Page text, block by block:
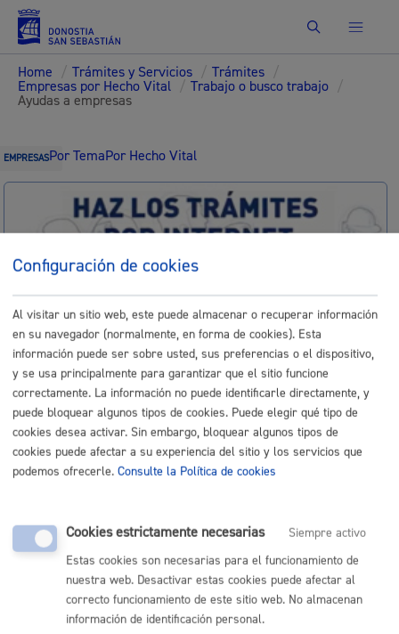
Buscar
Home / Trámites y Servicios / Trámites /
Empresas por Hecho Vital / Trabajo o busco trabajo /
Ayudas a empresas
EMPRESASPor TemaPor Hecho Vital
Identificación electrónica B@kQ
Trámites para Empresas
Sede electrónica Nota legal
Buscar
Listado completo de Trámites
Volver al índice Volver atrás
Configuración de cookies
Al visitar un sitio web, este puede almacenar o recuperar información
en su navegador (normalmente, en forma de cookies). Esta
información puede ser sobre usted, sus preferencias o el dispositivo,
y se usa principalmente para garantizar que el sitio funcione
correctamente. La información no puede identificarle directamente, y
puede bloquear algunos tipos de cookies. Puede elegir qué tipo de
cookies desea activar. Sin embargo, bloquear algunos tipos de
cookies puede afectar a su experiencia del sitio y los servicios que
podemos ofrecerle. Consulte la Política de cookies
Cookies estrictamente necesarias
Siempre activo
Estas cookies son necesarias para el funcionamiento de
nuestra web. Desactivar estas cookies puede afectar al
correcto funcionamiento de este sitio web. No almacenan
información de identificación personal.